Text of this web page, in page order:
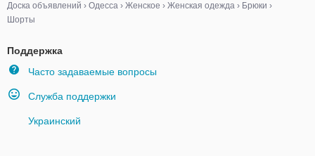
Доска объявлений › Одесса › Женское › Женская одежда › Брюки ›
Шорты
Поддержка
Часто задаваемые вопросы
Служба поддержки
Украинский